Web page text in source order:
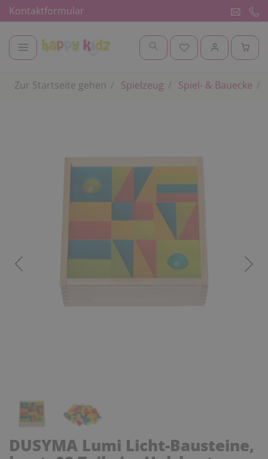
Kontaktformular
Zur Startseite gehen Spielzeug Spiel- & Bauecke
DUSYMA Lumi Licht-Bausteine,